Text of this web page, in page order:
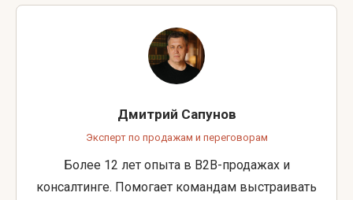
Дмитрий Сапунов
Эксперт по продажам и переговорам
Более 12 лет опыта в B2B-продажах и
консалтинге. Помогает командам выстраивать